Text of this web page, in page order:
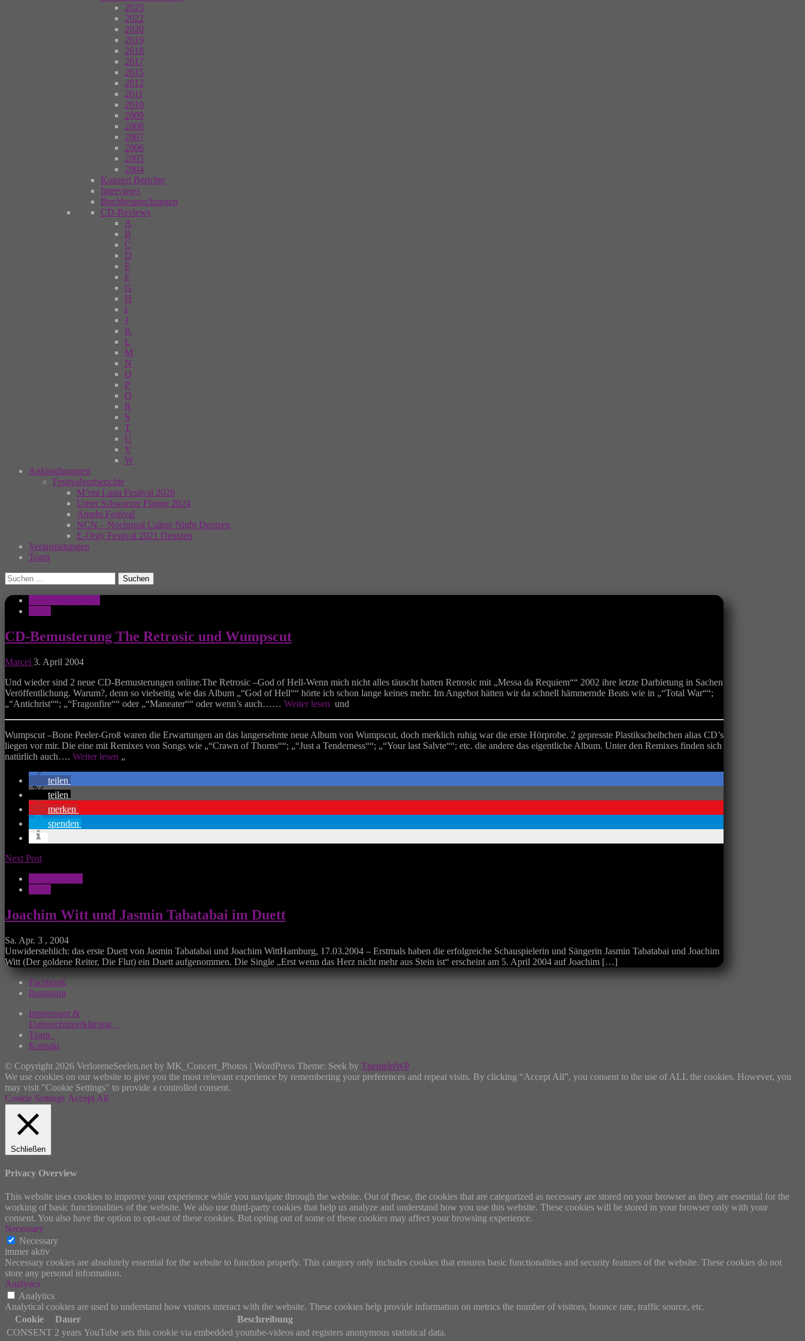
2025
2022
2020
2019
2018
2017
2015
2012
2011
2010
2009
2008
2007
2006
2005
2004
Konzert Berichte
Interviews
Buchbesprechungen
CD-Reviews
A
B
C
D
E
F
G
H
I
J
K
L
M
N
O
P
Q
R
S
T
U
V
W
Ankündigungen
Festivalvorberichte
M’era Luna Festival 2026
Unter Schwarzer Flagge 2024
Amphi Festival
NCN – Nocturnal Cultue Night Deutzen
E-Only Festival 2021 Deutzen
Veranstaltungen
Team
Suchen
nach:
CD-Bemusterung The Retrosic und Wumpscut
Marcel 3. April 2004
Und wieder sind 2 neue CD-Bemusterungen online.The Retrosic –God of Hell-Wenn mich nicht alles täuscht hatten Retrosic mit „Messa da Requiem““ 2002 ihre letzte Darbietung in Sachen
Veröffentlichung. Warum?, denn so vielseitig wie das Album „“God of Hell““ hörte ich schon lange keines mehr. Im Angebot hätten wir da schnell hämmernde Beats wie in „“Total War““;
„“Antichrist““; „“Fragonfire““ oder „“Maneater““ oder wenn’s auch…… Weiter lesen und
Wumpscut –Bone Peeler-Groß waren die Erwartungen an das langersehnte neue Album von Wumpscut, doch merklich ruhig war die erste Hörprobe. 2 gepresste Plastikscheibchen alias CD’s
liegen vor mir. Die eine mit Remixes von Songs wie „“Crawn of Thorns““; „“Just a Tenderness““; „“Your last Salvte““; etc. die andere das eigentliche Album. Unter den Remixes finden sich
natürlich auch…. Weiter lesen „
teilen
teilen
merken
spenden
Next Post
Joachim Witt und Jasmin Tabatabai im Duett
Sa. Apr. 3 , 2004
Unwiderstehlich: das erste Duett von Jasmin Tabatabai und Joachim WittHamburg, 17.03.2004 – Erstmals haben die erfolgreiche Schauspielerin und Sängerin Jasmin Tabatabai und Joachim
Witt (Der goldene Reiter, Die Flut) ein Duett aufgenommen. Die Single „Erst wenn das Herz nicht mehr aus Stein ist“ erscheint am 5. April 2004 auf Joachim […]
Facebook
Instagram
Impressum &
Datenschutzerklärung
Team
Kontakt
© Copyright 2026 VerloreneSeelen.net by MK_Concert_Photos | WordPress Theme: Seek by ThemeInWP
We use cookies on our website to give you the most relevant experience by remembering your preferences and repeat visits. By clicking “Accept All”, you consent to the use of ALL the cookies. However, you
may visit "Cookie Settings" to provide a controlled consent.
Cookie Settings Accept All
Schließen
Privacy Overview
This website uses cookies to improve your experience while you navigate through the website. Out of these, the cookies that are categorized as necessary are stored on your browser as they are essential for the
working of basic functionalities of the website. We also use third-party cookies that help us analyze and understand how you use this website. These cookies will be stored in your browser only with your
consent. You also have the option to opt-out of these cookies. But opting out of some of these cookies may affect your browsing experience.
Necessary
Necessary
immer aktiv
Necessary cookies are absolutely essential for the website to function properly. This category only includes cookies that ensures basic functionalities and security features of the website. These cookies do not
store any personal information.
Analytics
Analytics
Analytical cookies are used to understand how visitors interact with the website. These cookies help provide information on metrics the number of visitors, bounce rate, traffic source, etc.
Cookie
Dauer
Beschreibung
CONSENT 2 years YouTube sets this cookie via embedded youtube-videos and registers anonymous statistical data.